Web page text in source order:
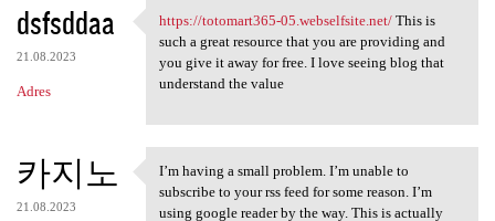
dsfsddaa
21.08.2023
Adres
https://totomart365-05
https://totomart365-05.webselfsite.net/This is
such a great resource that you are providing and
you give it away for free. I love seeing blog that
understand the value
카지노
21.08.2023
I’m having a small problem. I
I’m having a small problem. I’m unable to
subscribe to your rss feed for some reason. I’m
using google reader by the way. This is actually